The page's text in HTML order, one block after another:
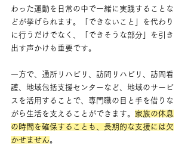
わった運動を日常の中で一緒に実践することな
どが挙げられます。「できないこと」を代わり
に行うだけでなく、「できそうな部分」を引き
出す声かけも重要です。
一方で、通所リハビリ、訪問リハビリ、訪問看
護、地域包括支援センターなど、地域のサービ
スを活用することで、専門職の目と手を借りな
がら生活を支えることができます。 家族の休息
の時間を確保することも、長期的な支援には欠
かせません。